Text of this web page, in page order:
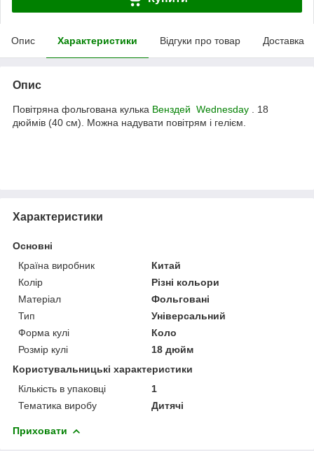
Опис Характеристики Відгуки про товар Доставка
Опис
Повітряна фольгована кулька Венздей Wednesday . 18
дюймів (40 см). Можна надувати повітрям і гелієм.
Характеристики
Основні
Країна виробник
Китай
Колір
Різні кольори
Матеріал
Фольговані
Тип
Універсальний
Форма кулі
Коло
Розмір кулі
18 дюйм
Користувальницькі характеристики
Кількість в упаковці
1
Тематика виробу
Дитячі
Приховати